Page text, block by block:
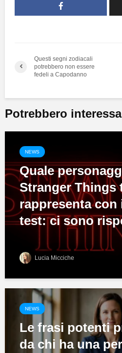
Questi segni zodiacali
potrebbero non essere
fedeli a Capodanno
Potrebbero
NEWS
Quale
Stranger Things
rappresenta
test: ci sono
Lucia Micciche
NEWS
Le frasi potenti
da chi ha una